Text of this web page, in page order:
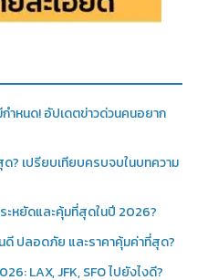
ำหนด! อัปเดตข่าวด่วนคนอยาก
? เปรียบเทียบครบจบในบทความ
ระหยัดและคุ้มที่สุดในปี 2026?
ดี ปลอดภัย และราคาคุ้มค่าที่สุด?
LAX, JFK, SFO ไปยังไงดี?